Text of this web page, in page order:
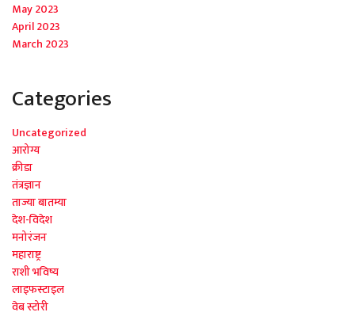
May 2023
April 2023
March 2023
Categories
Uncategorized
आरोग्य
क्रीडा
तंत्रज्ञान
ताज्या बातम्या
देश-विदेश
मनोरंजन
महाराष्ट्र
राशी भविष्य
लाइफस्टाइल
वेब स्टोरी